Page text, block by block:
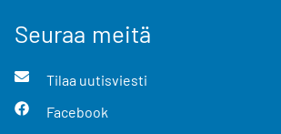
Seuraa meitä
Tilaa uutisviesti
Facebook